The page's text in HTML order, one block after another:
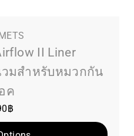
II Liner
วมสำหรับหมวกกัน
ค
฿